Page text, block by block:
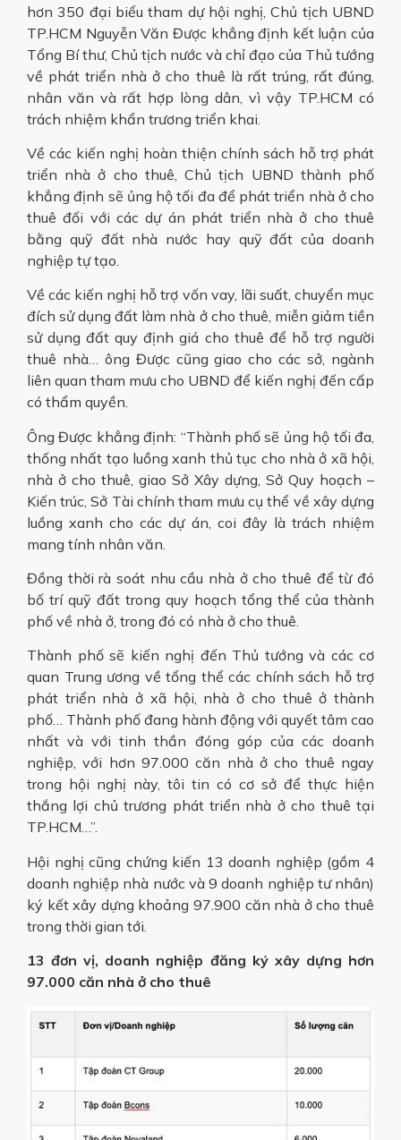
hơn 350 đại biểu tham dự hội nghị, Chủ tịch UBND
TP.HCM Nguyễn Văn Được khẳng định kết luận của
Tổng Bí thư, Chủ tịch nước và chỉ đạo của Thủ tướng
về phát triển nhà ở cho thuê là rất trúng, rất đúng,
nhân văn và rất hợp lòng dân, vì vậy TP.HCM có
trách nhiệm khẩn trương triển khai.
Về các kiến nghị hoàn thiện chính sách hỗ trợ phát
triển nhà ở cho thuê, Chủ tịch UBND thành phố
khẳng định sẽ ủng hộ tối đa để phát triển nhà ở cho
thuê đối với các dự án phát triển nhà ở cho thuê
bằng quỹ đất nhà nước hay quỹ đất của doanh
nghiệp tự tạo.
Về các kiến nghị hỗ trợ vốn vay, lãi suất, chuyển mục
đích sử dụng đất làm nhà ở cho thuê, miễn giảm tiền
sử dụng đất quy định giá cho thuê để hỗ trợ người
thuê nhà… ông Được cũng giao cho các sở, ngành
liên quan tham mưu cho UBND để kiến nghị đến cấp
có thẩm quyền.
Ông Được khẳng định: “Thành phố sẽ ủng hộ tối đa,
thống nhất tạo luồng xanh thủ tục cho nhà ở xã hội,
nhà ở cho thuê, giao Sở Xây dựng, Sở Quy hoạch –
Kiến trúc, Sở Tài chính tham mưu cụ thể về xây dựng
luồng xanh cho các dự án, coi đây là trách nhiệm
mang tính nhân văn.
Đồng thời rà soát nhu cầu nhà ở cho thuê để từ đó
bố trí quỹ đất trong quy hoạch tổng thể của thành
phố về nhà ở, trong đó có nhà ở cho thuê.
Thành phố sẽ kiến nghị đến Thủ tướng và các cơ
quan Trung ương về tổng thể các chính sách hỗ trợ
phát triển nhà ở xã hội, nhà ở cho thuê ở thành
phố… Thành phố đang hành động với quyết tâm cao
nhất và với tinh thần đóng góp của các doanh
nghiệp, với hơn 97.000 căn nhà ở cho thuê ngay
trong hội nghị này, tôi tin có cơ sở để thực hiện
thắng lợi chủ trương phát triển nhà ở cho thuê tại
TP.HCM…”.
Hội nghị cũng chứng kiến 13 doanh nghiệp (gồm 4
doanh nghiệp nhà nước và 9 doanh nghiệp tư nhân)
ký kết xây dựng khoảng 97.900 căn nhà ở cho thuê
trong thời gian tới.
13 đơn vị, doanh nghiệp đăng ký xây dựng hơn
97.000 căn nhà ở cho thuê